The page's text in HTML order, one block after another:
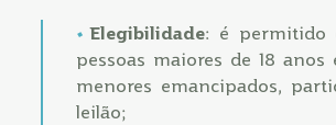
Elegibilidade: é permitido
pessoas maiores de 18 anos
menores emancipados,
leilão;